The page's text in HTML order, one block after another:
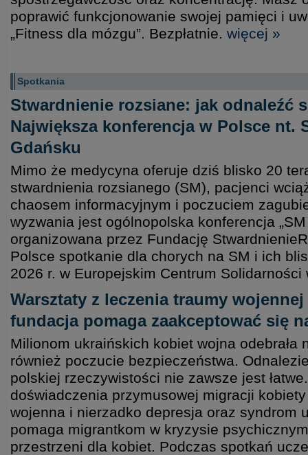
poprawić funkcjonowanie swojej pamięci i
„Fitness dla mózgu”. Bezpłatnie. więcej »
Spotkania
Stwardnienie rozsiane: jak odnaleźć
Największa konferencja w Polsce nt.
Gdańsku
Mimo że medycyna oferuje dziś blisko 20
stwardnienia rozsianego (SM), pacjenci
chaosem informacyjnym i poczuciem
wyzwania jest ogólnopolska konferencja
organizowana przez Fundację
Polsce spotkanie dla chorych na SM i ich
2026 r. w Europejskim Centrum
Warsztaty z leczenia traumy
fundacja pomaga zaakceptować się
Milionom ukraińskich kobiet wojna odebrała
również poczucie bezpieczeństwa.
polskiej rzeczywistości nie zawsze jest
doświadczenia przymusowej migracji
wojenna i nierzadko depresja oraz syndrom
pomaga migrantkom w kryzysie
przestrzeni dla kobiet. Podczas spotkań